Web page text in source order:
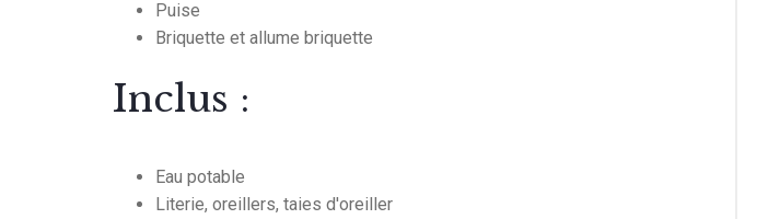
Puise
Briquette et allume briquette
Inclus :
Eau potable
Literie, oreillers, taies d'oreiller